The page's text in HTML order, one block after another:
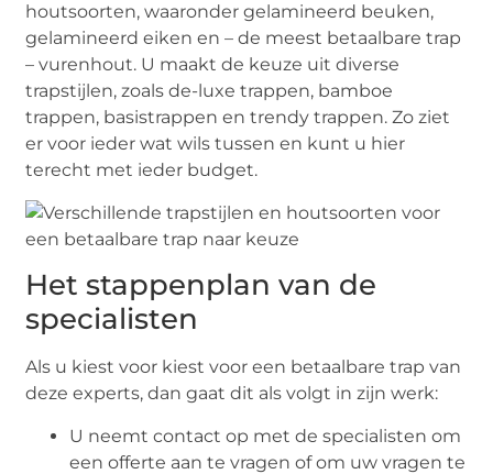
houtsoorten, waaronder gelamineerd beuken,
gelamineerd eiken en – de meest betaalbare trap
– vurenhout. U maakt de keuze uit diverse
trapstijlen, zoals de-luxe trappen, bamboe
trappen, basistrappen en trendy trappen. Zo ziet
er voor ieder wat wils tussen en kunt u hier
terecht met ieder budget.
Het stappenplan van de
specialisten
Als u kiest voor kiest voor een betaalbare trap van
deze experts, dan gaat dit als volgt in zijn werk:
U neemt contact op met de specialisten om
een offerte aan te vragen of om uw vragen te